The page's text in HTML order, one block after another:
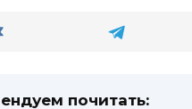
почитать: